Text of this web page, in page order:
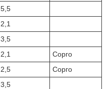
5,5
2,1
3,5
2,1
Сорго
2,5
Сорго
3,5